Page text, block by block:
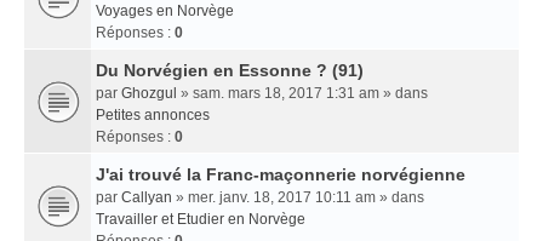
Voyages en Norvège
Réponses : 0
Du Norvégien en Essonne ? (91)
par Ghozgul » sam. mars 18, 2017 1:31 am » dans
Petites annonces
Réponses : 0
J'ai trouvé la Franc-maçonnerie norvégienne
par Callyan » mer. janv. 18, 2017 10:11 am » dans
Travailler et Etudier en Norvège